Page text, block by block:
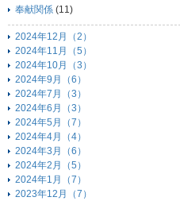
奉献関係 (11)
2024年12月（2）
2024年11月（5）
2024年10月（3）
2024年9月（6）
2024年7月（3）
2024年6月（3）
2024年5月（7）
2024年4月（4）
2024年3月（6）
2024年2月（5）
2024年1月（7）
2023年12月（7）